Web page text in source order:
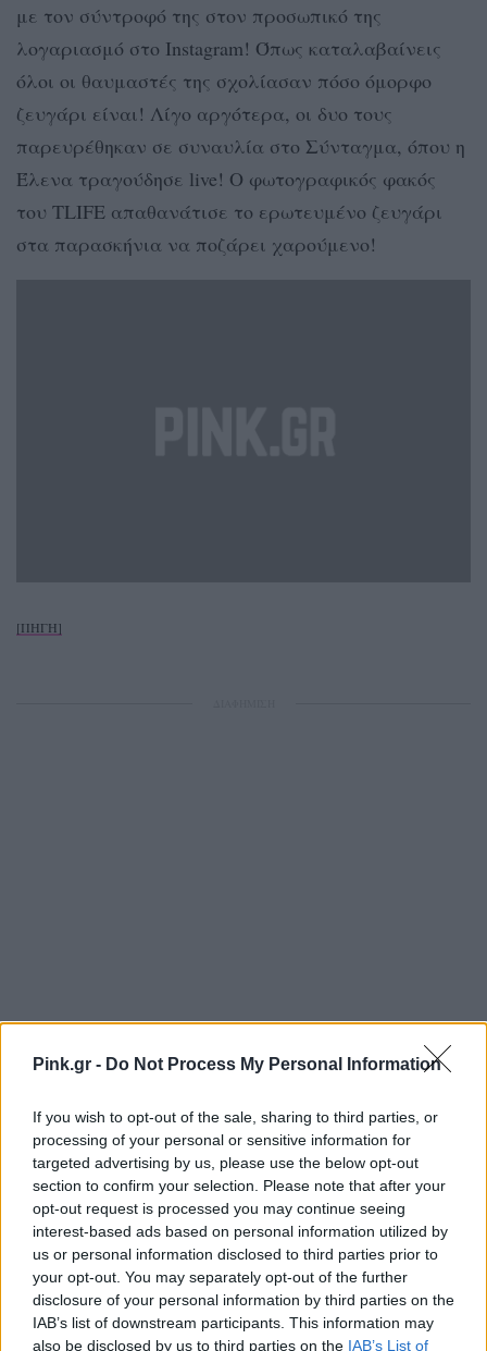
Pink.gr - Do Not Process My Personal Information
If you wish to opt-out of the sale, sharing to third parties, or
processing of your personal or sensitive information for
targeted advertising by us, please use the below opt-out
section to confirm your selection. Please note that after your
opt-out request is processed you may continue seeing
interest-based ads based on personal information utilized by
us or personal information disclosed to third parties prior to
your opt-out. You may separately opt-out of the further
disclosure of your personal information by third parties on the
IAB’s list of downstream participants. This information may
also be disclosed by us to third parties on the IAB’s List of
με τον σύντροφό της στον προσωπικό της
λογαριασμό στο Instagram! Όπως καταλαβαίνεις
όλοι οι θαυμαστές της σχολίασαν πόσο όμορφο
ζευγάρι είναι! Λίγο αργότερα, οι δυο τους
παρευρέθηκαν σε συναυλία στο Σύνταγμα, όπου η
Έλενα τραγούδησε live! Ο φωτογραφικός φακός
του TLIFE απαθανάτισε το ερωτευμένο ζευγάρι
στα παρασκήνια να ποζάρει χαρούμενο!
[ΠΗΓΗ]
Ακολουθήστε το Pink.gr στοGoogle Newsκαι
μάθετε πρώτοιτα πιο hot νέα.
Ακολουθήστε το Pink.gr και στοInstagram